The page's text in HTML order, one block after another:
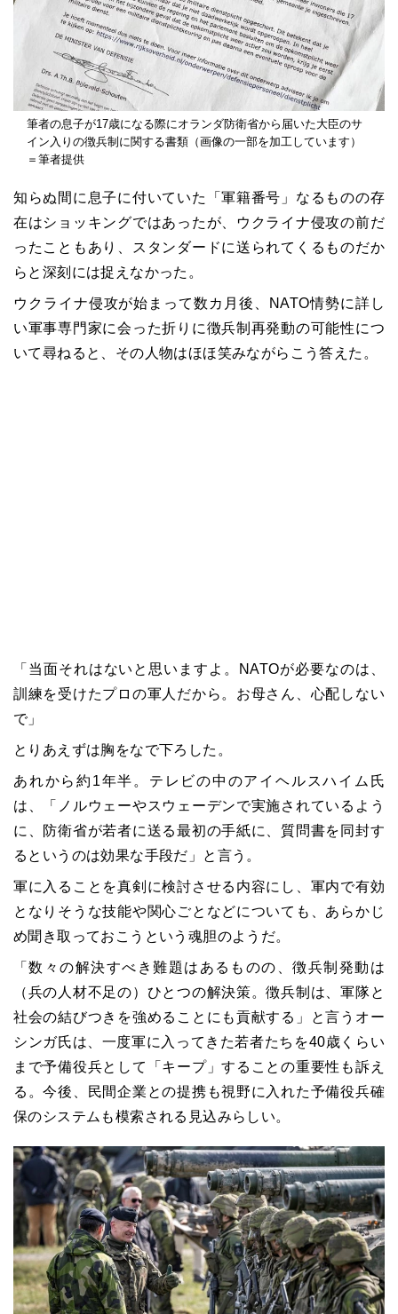
筆者の息子が17歳になる際にオランダ防衛省から届いた大臣のサ
イン入りの徴兵制に関する書類（画像の一部を加工しています）
＝筆者提供
知らぬ間に息子に付いていた「軍籍番号」なるものの存
在はショッキングではあったが、ウクライナ侵攻の前だ
ったこともあり、スタンダードに送られてくるものだか
らと深刻には捉えなかった。
ウクライナ侵攻が始まって数カ月後、NATO情勢に詳し
い軍事専門家に会った折りに徴兵制再発動の可能性につ
いて尋ねると、その人物はほほ笑みながらこう答えた。
「当面それはないと思いますよ。NATOが必要なのは、
訓練を受けたプロの軍人だから。お母さん、心配しない
で」
とりあえずは胸をなで下ろした。
あれから約1年半。テレビの中のアイヘルスハイム氏
は、「ノルウェーやスウェーデンで実施されているよう
に、防衛省が若者に送る最初の手紙に、質問書を同封す
るというのは効果な手段だ」と言う。
軍に入ることを真剣に検討させる内容にし、軍内で有効
となりそうな技能や関心ごとなどについても、あらかじ
め聞き取っておこうという魂胆のようだ。
「数々の解決すべき難題はあるものの、徴兵制発動は
（兵の人材不足の）ひとつの解決策。徴兵制は、軍隊と
社会の結びつきを強めることにも貢献する」と言うオー
シンガ氏は、一度軍に入ってきた若者たちを40歳くらい
まで予備役兵として「キープ」することの重要性も訴え
る。今後、民間企業との提携も視野に入れた予備役兵確
保のシステムも模索される見込みらしい。